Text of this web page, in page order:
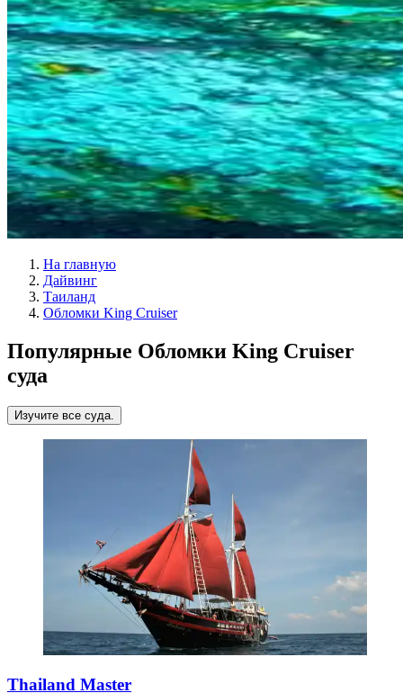
На главную
Дайвинг
Таиланд
Обломки King Cruiser
Популярные Обломки King Cruiser
суда
Изучите все суда.
Thailand Master